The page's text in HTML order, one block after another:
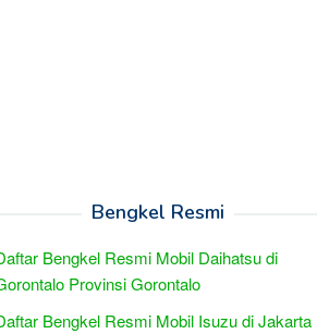
Bengkel Resmi
Bengkel Resmi Mobil Daihatsu di
Provinsi Gorontalo
Bengkel Resmi Mobil Isuzu di Jakarta